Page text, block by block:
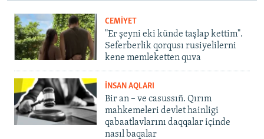
CEMİYET
"Er şeyni eki künde taşlap kettim".
Seferberlik qorqusı rusiyelilerni
kene memleketten quva
İNSAN AQLARI
Bir an – ve casussıñ. Qırım
mahkemeleri devlet hainligi
qabaatlavlarını daqqalar içinde
nasıl baqalar